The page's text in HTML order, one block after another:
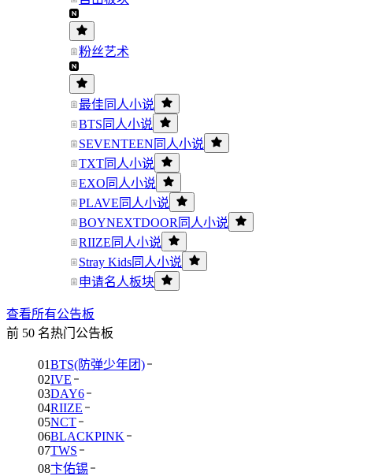
粉丝艺术
最佳同人小说
BTS同人小说
SEVENTEEN同人小说
TXT同人小说
EXO同人小说
PLAVE同人小说
BOYNEXTDOOR同人小说
RIIZE同人小说
Stray Kids同人小说
申请名人板块
查看所有公告板
前 50 名热门公告板
01BTS(防弹少年团)
02IVE
03DAY6
04RIIZE
05NCT
06BLACKPINK
07TWS
08卞佑锡